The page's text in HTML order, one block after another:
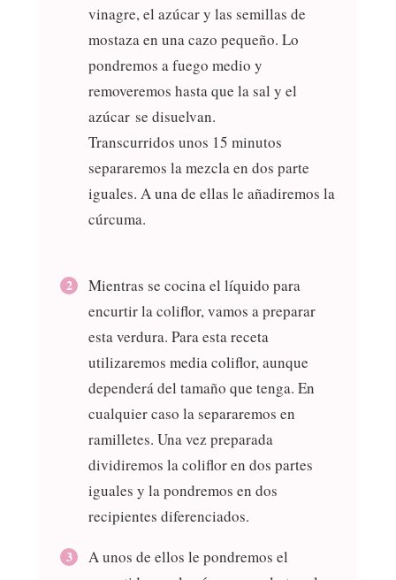
vinagre, el azúcar y las semillas de
mostaza en una cazo pequeño. Lo
pondremos a fuego medio y
removeremos hasta que la sal y el
azúcar se disuelvan.
Transcurridos unos 15 minutos
separaremos la mezcla en dos parte
iguales. A una de ellas le añadiremos la
cúrcuma.
Mientras se cocina el líquido para
encurtir la coliflor, vamos a preparar
esta verdura. Para esta receta
utilizaremos media coliflor, aunque
dependerá del tamaño que tenga. En
cualquier caso la separaremos en
ramilletes. Una vez preparada
dividiremos la coliflor en dos partes
iguales y la pondremos en dos
recipientes diferenciados.
A unos de ellos le pondremos el